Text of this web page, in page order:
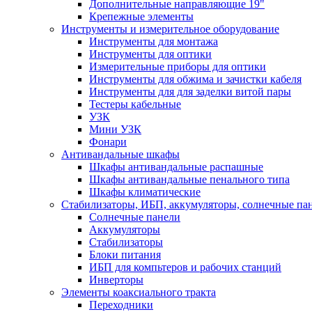
Дополнительные направляющие 19"
Крепежные элементы
Инструменты и измерительное оборудование
Инструменты для монтажа
Инструменты для оптики
Измерительные приборы для оптики
Инструменты для обжима и зачистки кабеля
Инструменты для для заделки витой пары
Тестеры кабельные
УЗК
Мини УЗК
Фонари
Антивандальные шкафы
Шкафы антивандальные распашные
Шкафы антивандальные пенального типа
Шкафы климатические
Стабилизаторы, ИБП, аккумуляторы, солнечные
Солнечные панели
Аккумуляторы
Стабилизаторы
Блоки питания
ИБП для компьтеров и рабочих станций
Инверторы
Элементы коаксиального тракта
Переходники